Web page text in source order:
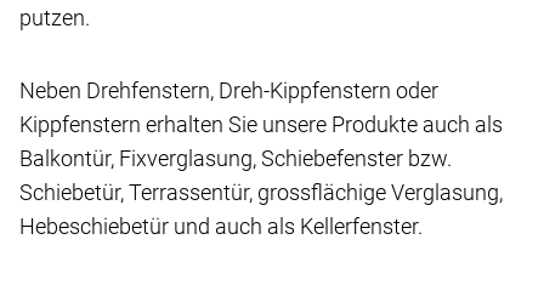
putzen.
Neben Drehfenstern, Dreh-Kippfenstern oder
Kippfenstern erhalten Sie unsere Produkte auch als
Balkontür, Fixverglasung, Schiebefenster bzw.
Schiebetür, Terrassentür, grossflächige Verglasung,
Hebeschiebetür und auch als Kellerfenster.